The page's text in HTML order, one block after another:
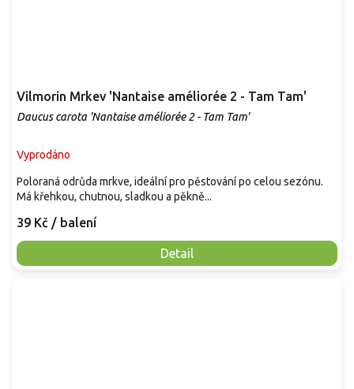
Vilmorin Mrkev 'Nantaise améliorée 2 - Tam Tam'
Daucus carota 'Nantaise améliorée 2 - Tam Tam'
Vyprodáno
39 Kč / balení
Detail
Poloraná odrůda mrkve, ideální pro pěstování po celou sezónu.
Má křehkou, chutnou, sladkou a pěkně...